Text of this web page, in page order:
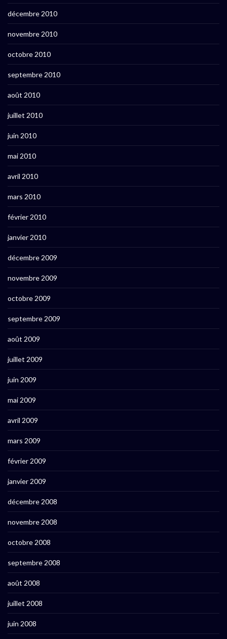
décembre 2010
novembre 2010
octobre 2010
septembre 2010
août 2010
juillet 2010
juin 2010
mai 2010
avril 2010
mars 2010
février 2010
janvier 2010
décembre 2009
novembre 2009
octobre 2009
septembre 2009
août 2009
juillet 2009
juin 2009
mai 2009
avril 2009
mars 2009
février 2009
janvier 2009
décembre 2008
novembre 2008
octobre 2008
septembre 2008
août 2008
juillet 2008
juin 2008